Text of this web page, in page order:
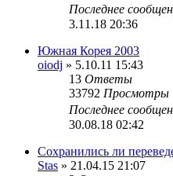
Последнее
3.11.18 20:36
Южная Корея 2003
oiodj » 5.10.11 15:43
13 Ответы
33792 Просмотры
Последнее
30.08.18 02:42
Сохранились ли
Stas » 21.04.15 21:07